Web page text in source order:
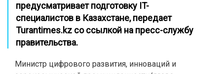
предусматривает подготовку IT-
специалистов в Казахстане, передает
Turantimes.kz со ссылкой на пресс-службу
правительства.
Министр цифрового развития, инноваций и